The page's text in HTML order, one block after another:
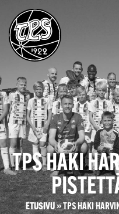
TPS HAKI
ETUSIVU»TPS HAKI